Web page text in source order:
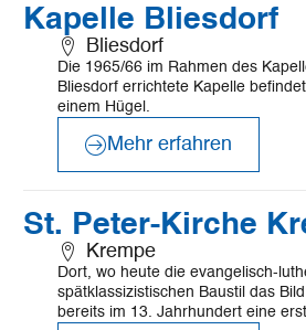
Kapelle Bliesdorf
Bliesdorf
Die 1965/66 im Rahmen des
Bliesdorf errichtete Kapelle
einem Hügel.
Mehr
erfahren
Mehr erfahren
St. Peter-Kirche
Krempe
Dort, wo heute die evangelisch-
spätklassizistischen Baustil das
bereits im 13. Jahrhundert eine
Mehr
erfahren